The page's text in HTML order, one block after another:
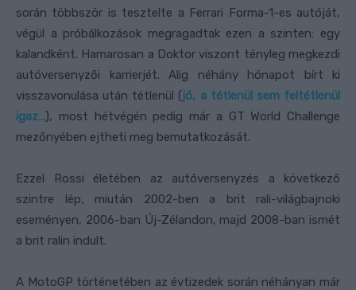
során többször is tesztelte a Ferrari Forma-1-es autóját,
végül a próbálkozások megragadtak ezen a szinten: egy
kalandként. Hamarosan a Doktor viszont tényleg megkezdi
autóversenyzői karrierjét. Alig néhány hónapot bírt ki
visszavonulása után tétlenül (jó, a tétlenül sem feltétlenül
igaz…), most hétvégén pedig már a GT World Challenge
mezőnyében ejtheti meg bemutatkozását.
Ezzel Rossi életében az autóversenyzés a következő
szintre lép, miután 2002-ben a brit rali-világbajnoki
eseményen, 2006-ban Új-Zélandon, majd 2008-ban ismét
a brit ralin indult.
A MotoGP történetében az évtizedek során néhányan már